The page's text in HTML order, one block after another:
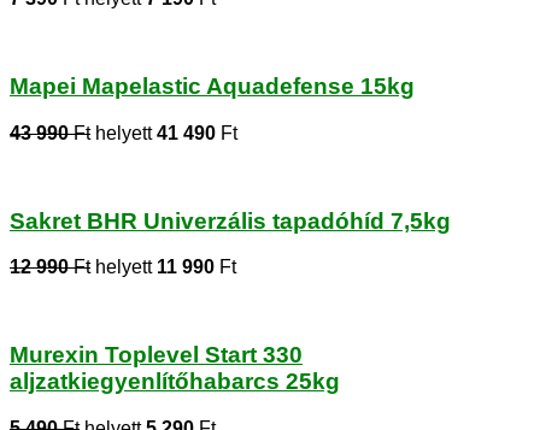
Mapei Mapelastic Aquadefense 15kg
43 990 Fthelyett41 490 Ft
Sakret BHR Univerzális tapadóhíd 7,5kg
12 990 Fthelyett 11 990 Ft
Murexin Toplevel Start 330
aljzatkiegyenlítőhabarcs 25kg